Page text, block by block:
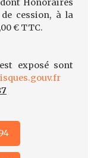
dont Honoraires
cession, à la
€ TTC.
exposé sont